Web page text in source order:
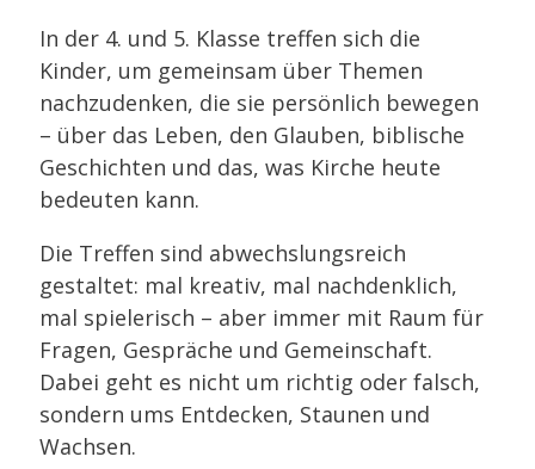
In der 4. und 5. Klasse treffen sich die
Kinder, um gemeinsam über Themen
nachzudenken, die sie persönlich bewegen
– über das Leben, den Glauben, biblische
Geschichten und das, was Kirche heute
bedeuten kann.
Die Treffen sind abwechslungsreich
gestaltet: mal kreativ, mal nachdenklich,
mal spielerisch – aber immer mit Raum für
Fragen, Gespräche und Gemeinschaft.
Dabei geht es nicht um richtig oder falsch,
sondern ums Entdecken, Staunen und
Wachsen.